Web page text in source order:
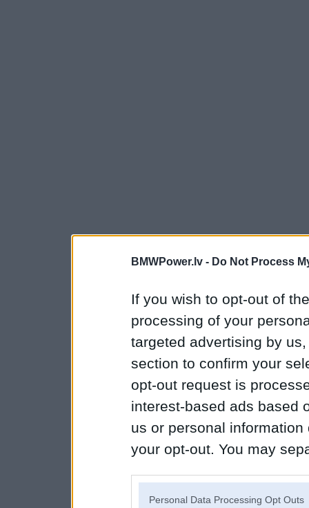
BMWPower.lv - Do Not Process
If you wish to opt-out of
processing of your
targeted advertising by
section to confirm your
opt-out request is
interest-based ads based
us or personal
your opt-out. You may
Personal Data Processing Opt Outs